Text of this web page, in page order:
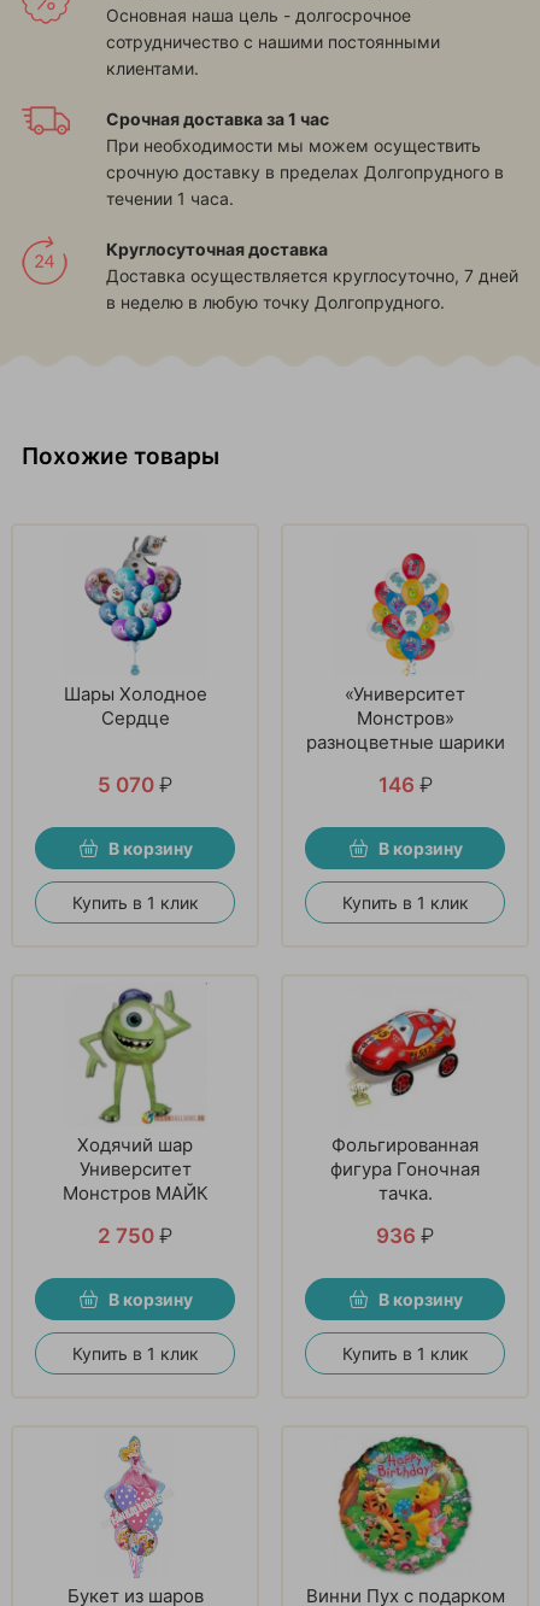
Основная наша цель - долгосрочное
сотрудничество с нашими постоянными
клиентами.
Срочная доставка за 1 час
При необходимости мы можем осуществить
срочную доставку в пределах Долгопрудного в
течении 1 часа.
Круглосуточная доставка
Доставка осуществляется круглосуточно, 7 дней
в неделю в любую точку Долгопрудного.
Похожие товары
Шары Холодное
Сердце
5 070 ₽
В корзину
Купить в 1 клик
«Университет
Монстров»
разноцветные шарики
146 ₽
В корзину
Купить в 1 клик
Ходячий шар
Университет
Монстров МАЙК
2 750 ₽
В корзину
Купить в 1 клик
Фольгированная
фигура Гоночная
тачка.
936 ₽
В корзину
Купить в 1 клик
Букет из шаров Винни Пух с подарком